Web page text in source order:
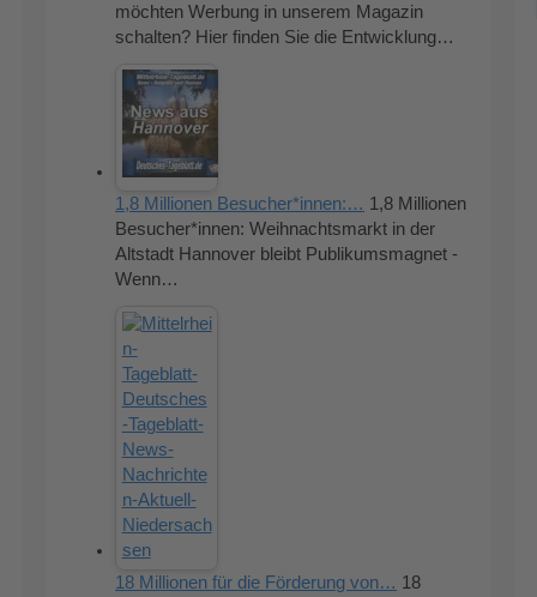
möchten Werbung in unserem Magazin
schalten? Hier finden Sie die Entwicklung…
1,8 Millionen Besucher*innen:… 1,8 Millionen
Besucher*innen: Weihnachtsmarkt in der
Altstadt Hannover bleibt Publikumsmagnet -
Wenn…
18 Millionen für die Förderung von… 18